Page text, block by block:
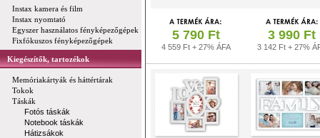
Instax kamera és film
Instax nyomtató
Egyszer használatos fényképezőgépek
Fixfókuszos fényképezőgépek
Kiegészítők, tartozékok
Memóriakártyák és háttértárak
Tokok
Táskák
Fotós táskák
Notebook táskák
Hátizsákok
5 790 Ft
4 559 Ft + 27% ÁFA
3 990 Ft
3 142 Ft + 27%